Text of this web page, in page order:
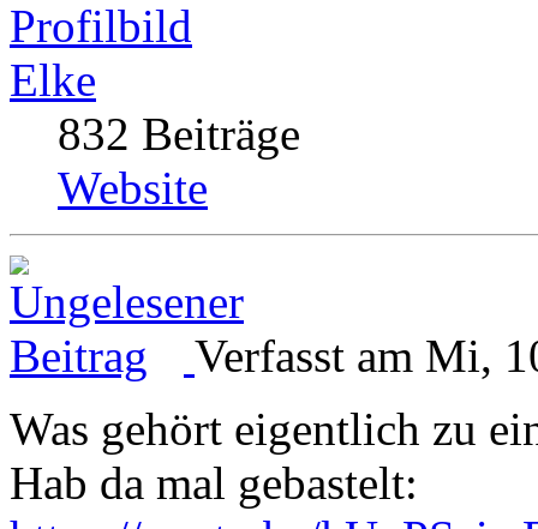
Elke
832 Beiträge
Website
Verfasst am Mi,
Was gehört eigentlich zu
Hab da mal gebastelt: